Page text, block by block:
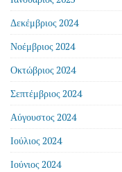
Δεκέμβριος 2024
Νοέμβριος 2024
Οκτώβριος 2024
Σεπτέμβριος 2024
Αύγουστος 2024
Ιούλιος 2024
Ιούνιος 2024